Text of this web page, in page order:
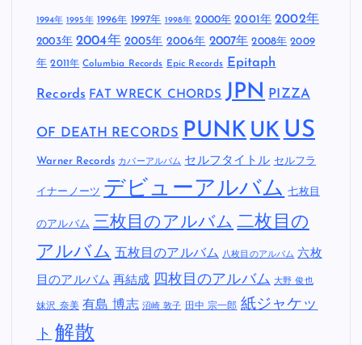
1994年 1995年 1996年 1997年 1998年 2000年 2001年 2002年
2003年 2004年 2005年 2006年 2007年 2008年 2009
年 2011年 Columbia Records Epic Records Epitaph
Records FAT WRECK CHORDS JPN PIZZA
OF DEATH RECORDS PUNK UK US
Warner Records カバーアルバム セルフタイトル セルフラ
イナーノーツ デビューアルバム 七枚目
のアルバム 三枚目のアルバム 二枚目の
アルバム 五枚目のアルバム 八枚目のアルバム 六枚
目のアルバム 再結成 四枚目のアルバム 大野 俊也
妹沢 奈美 有島 博志 沼崎 敦子 田中 宗一郎 紙ジャケッ
ト 解散